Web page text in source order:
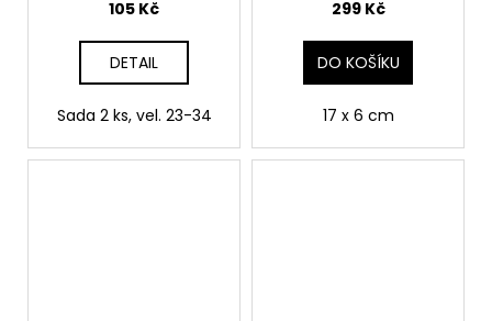
105 Kč
DETAIL
Sada 2 ks, vel. 23-34
299 Kč
DO KOŠÍKU
17 x 6 cm